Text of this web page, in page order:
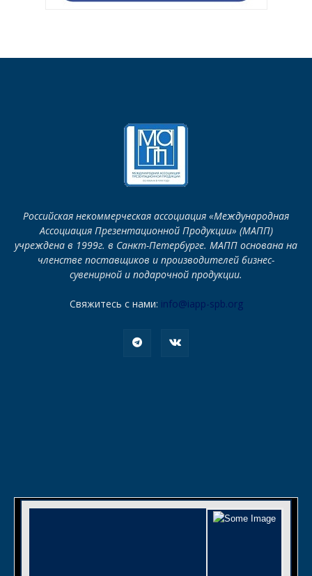
Российская некоммерческая ассоциация «Международная
Ассоциация Презентационной Продукции» (МАПП)
учреждена в 1999г. в Санкт-Петербурге. МАПП основана на
членстве поставщиков и производителей бизнес-
сувенирной и подарочной продукции.
Свяжитесь с нами: info@iapp-spb.org